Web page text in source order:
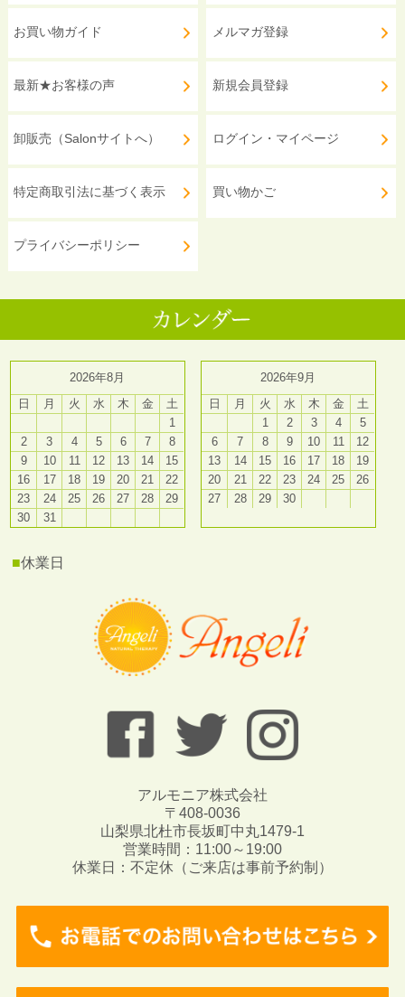
お買い物ガイド
最新★お客様の声
卸販売（Salonサイトへ）
特定商取引法に基づく表示
プライバシーポリシー
メルマガ登録
新規会員登録
ログイン・マイページ
買い物かご
2026年8月
日
月 火 水 木 金
土
1
2
3 4 5 6 7
8
9
10 11 12 13 14
15
16
17 18 19 20 21
22
23
24 25 26 27 28
29
30
31
2026年9月
日
月 火 水 木 金
土
1
2 3 4
5
6
7 8 9 10 11
12
13
14 15 16 17 18
19
20
21 22 23 24 25
26
27
28 29 30
■休業日
アルモニア株式会社
〒408-0036
山梨県北杜市長坂町中丸1479-1
営業時間：11:00～19:00
休業日：不定休（ご来店は事前予約制）